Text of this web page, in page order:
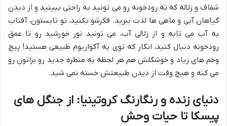
شفاف و زلاله که ته رودخونه رو می تونید به راحتی ببینید و از دیدن
گیاهان آبی و ماهی ها لذت ببرید. فکرشو بکنید، تو تابستون، آفتاب
به آب می تابه و از زلالی آب، می تونید نور خورشید رو تا عمق
رودخونه دنبال کنید، انگار که توی یه آکواریوم طبیعی هستید! پیچ
وخم های زیاد و خوشگلش هم هر لحظه یه منظره جدید رو براتون رو
می کنه و هیچ وقت از دیدن طبیعتش خسته نمی شید.
دنیای زنده و رنگارنگ کروتینیا: از جنگل های
پیسکا تا حیات وحش